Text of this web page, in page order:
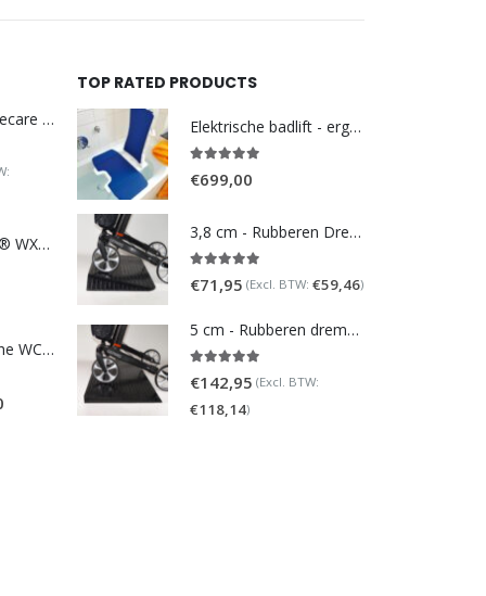
DoucheWC Homecare – Pure 500R
TOTO NEOREST® WX1 - incl. remote control
Homecare Douche WC - Comfort plus 991 - Met brilverwarming
TOP RATED PRODUCTS
Elektrische badlift - ergonomisch Bellavita Comfort 2G
€699,00
3,8 cm - Rubberen Drempelhulp Schuin
€71,95 (Excl. BTW: €59,46)
5 cm - Rubberen drempelhulp
€142,95 (Excl. BTW:
€118,14)